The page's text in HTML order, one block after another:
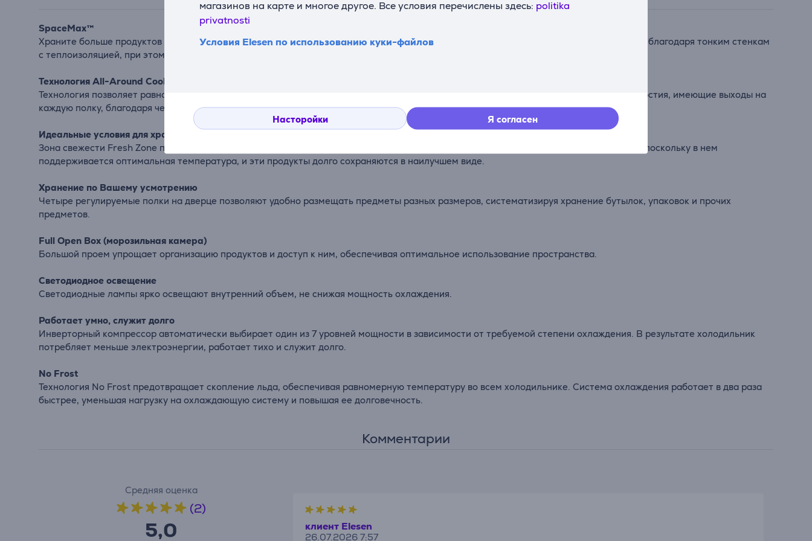
магазинов на карте и многое другое. Все условия перечислены здесь: politika
privatnosti
Условия Elesen по использованию куки-файлов
Насторойки Я согласен
SpaceMax™
Храните больше продуктов с помощью технологии SpaceMax™, которая позволяет добиться большего полезного внутреннего объема благодаря тонким стенкам
с теплоизоляцией, при этом не снижая энергоэффективность холодильника.
Технология All-Around Cooling
Технология позволяет равномерно охлаждать уголки рабочей камеры. Охлажденный воздух циркулирует через вентиляционные отверстия, имеющие выходы на
каждую полку, благодаря чему в холодильнике поддерживается постоянная температура и продукты остаются свежими.
Идеальные условия для хранения мяса и рыбы
Зона свежести Fresh Zone представляет собой выдвижной ящик, в котором создаются идеальные условия для хранения мяса и рыбы, поскольку в нем
поддерживается оптимальная температура, и эти продукты долго сохраняются в наилучшем виде.
Хранение по Вашему усмотрению
Четыре регулируемые полки на дверце позволяют удобно размещать предметы разных размеров, систематизируя хранение бутылок, упаковок и прочих
предметов.
Full Open Box (морозильная камера)
Большой проем упрощает организацию продуктов и доступ к ним, обеспечивая оптимальное использование пространства.
Светодиодное освещение
Светодиодные лампы ярко освещают внутренний объем, не снижая мощность охлаждения.
Работает умно, служит долго
Инверторный компрессор автоматически выбирает один из 7 уровней мощности в зависимости от требуемой степени охлаждения. В результате холодильник
потребляет меньше электроэнергии, работает тихо и служит долго.
No Frost
Технология No Frost предотвращает скопление льда, обеспечивая равномерную температуру во всем холодильнике. Система охлаждения работает в два раза
быстрее, уменьшая нагрузку на охлаждающую систему и повышая ее долговечность.
Комментарии
Средняя оценка
(2)
5,0 клиент Elesen
26.07.2026 7:57